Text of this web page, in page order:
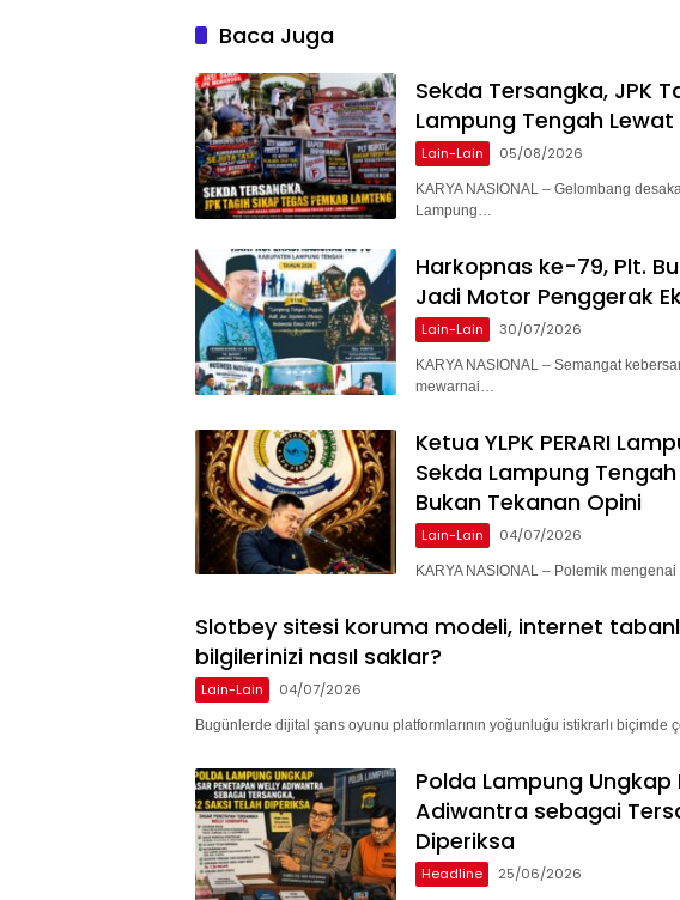
Baca Juga
Sekda Tersangka, JPK
Lampung Tengah
Lain-Lain 05/08/2026
KARYA NASIONAL – Gelombang
Lampung…
Harkopnas ke-79, Plt.
Jadi Motor Penggerak
Lain-Lain 30/07/2026
KARYA NASIONAL – Semangat
mewarnai…
Ketua YLPK PERARI
Sekda Lampung
Bukan Tekanan Opini
Lain-Lain 04/07/2026
KARYA NASIONAL – Polemik
Slotbey sitesi koruma modeli, internet
bilgilerinizi nasıl saklar?
Lain-Lain 04/07/2026
Bugünlerde dijital şans oyunu platformlarının yoğunluğu istikrarlı biçimde
Polda Lampung
Adiwantra sebagai
Diperiksa
Headline 25/06/2026